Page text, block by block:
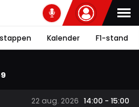
Kalender F1-stand
22 aug. 2026 14:00 - 15:00